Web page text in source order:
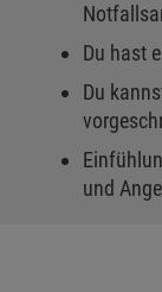
Du hast
Du
und